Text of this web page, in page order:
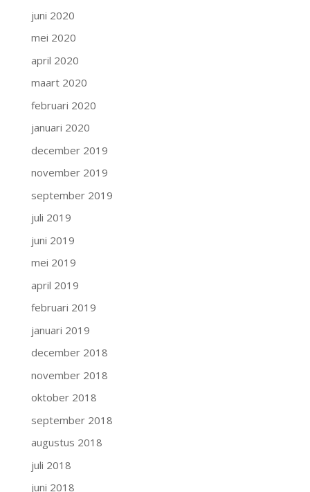
juni 2020
mei 2020
april 2020
maart 2020
februari 2020
januari 2020
december 2019
november 2019
september 2019
juli 2019
juni 2019
mei 2019
april 2019
februari 2019
januari 2019
december 2018
november 2018
oktober 2018
september 2018
augustus 2018
juli 2018
juni 2018